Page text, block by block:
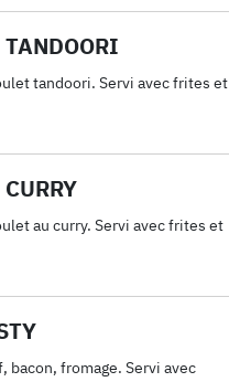
TANDOORI
tandoori. Servi avec frites et
au curry. Servi avec frites et
bacon, fromage. Servi avec